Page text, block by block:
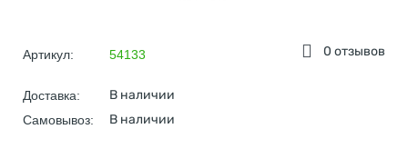
0 отзывов
Артикул: 54133
Доставка: В наличии
Самовывоз: В наличии